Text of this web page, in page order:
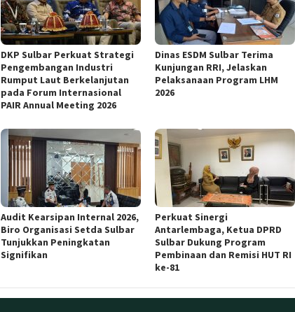
DKP Sulbar Perkuat Strategi
Pengembangan Industri
Rumput Laut Berkelanjutan
pada Forum Internasional
PAIR Annual Meeting 2026
Dinas ESDM Sulbar Terima
Kunjungan RRI, Jelaskan
Pelaksanaan Program LHM
2026
Audit Kearsipan Internal 2026,
Biro Organisasi Setda Sulbar
Tunjukkan Peningkatan
Signifikan
Perkuat Sinergi
Antarlembaga, Ketua DPRD
Sulbar Dukung Program
Pembinaan dan Remisi HUT RI
ke-81